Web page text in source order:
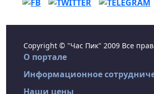
Copyright © "Час Пик" 2009 Все
О портале
Информационное
Наши цены